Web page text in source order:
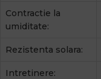
Contractie la
umiditate:
Rezistenta solara:
Intretinere: